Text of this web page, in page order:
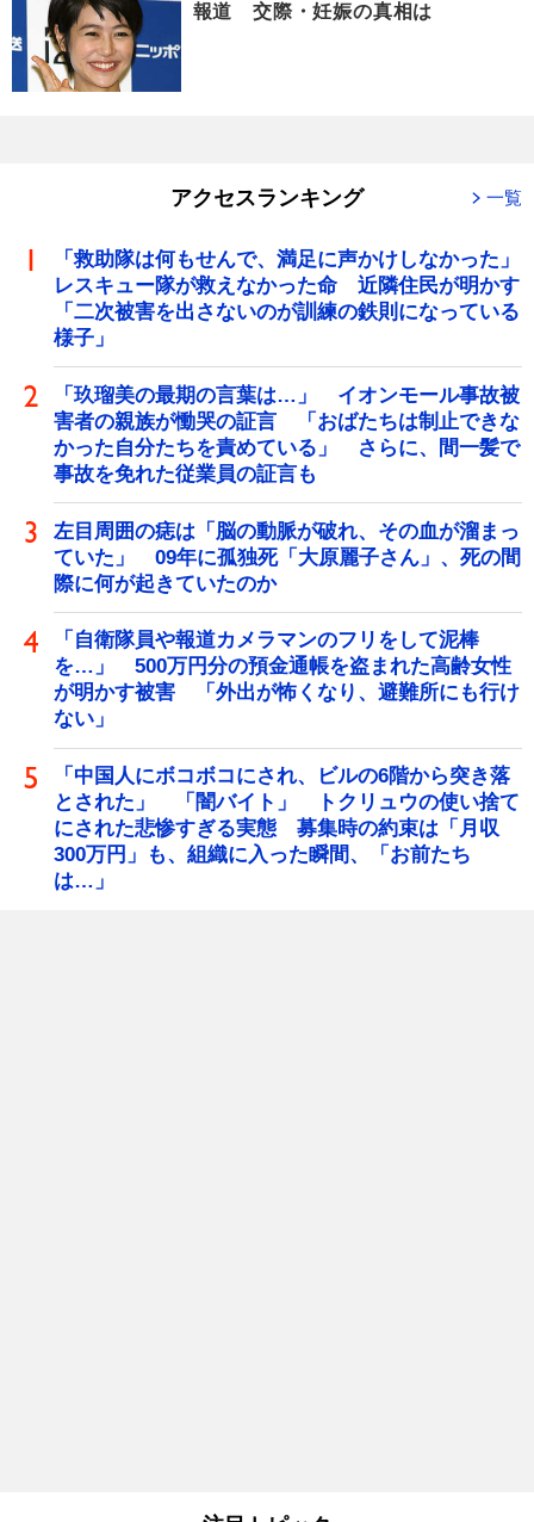
報道 交際・妊娠の真相は
アクセスランキング 一覧
「救助隊は何もせんで、満足に声かけしなかった」
レスキュー隊が救えなかった命 近隣住民が明かす
「二次被害を出さないのが訓練の鉄則になっている
様子」
「玖瑠美の最期の言葉は…」 イオンモール事故被
害者の親族が慟哭の証言 「おばたちは制止できな
かった自分たちを責めている」 さらに、間一髪で
事故を免れた従業員の証言も
左目周囲の痣は「脳の動脈が破れ、その血が溜まっ
ていた」 09年に孤独死「大原麗子さん」、死の間
際に何が起きていたのか
「自衛隊員や報道カメラマンのフリをして泥棒
を…」 500万円分の預金通帳を盗まれた高齢女性
が明かす被害 「外出が怖くなり、避難所にも行け
ない」
「中国人にボコボコにされ、ビルの6階から突き落
とされた」 「闇バイト」 トクリュウの使い捨て
にされた悲惨すぎる実態 募集時の約束は「月収
300万円」も、組織に入った瞬間、「お前たち
は…」